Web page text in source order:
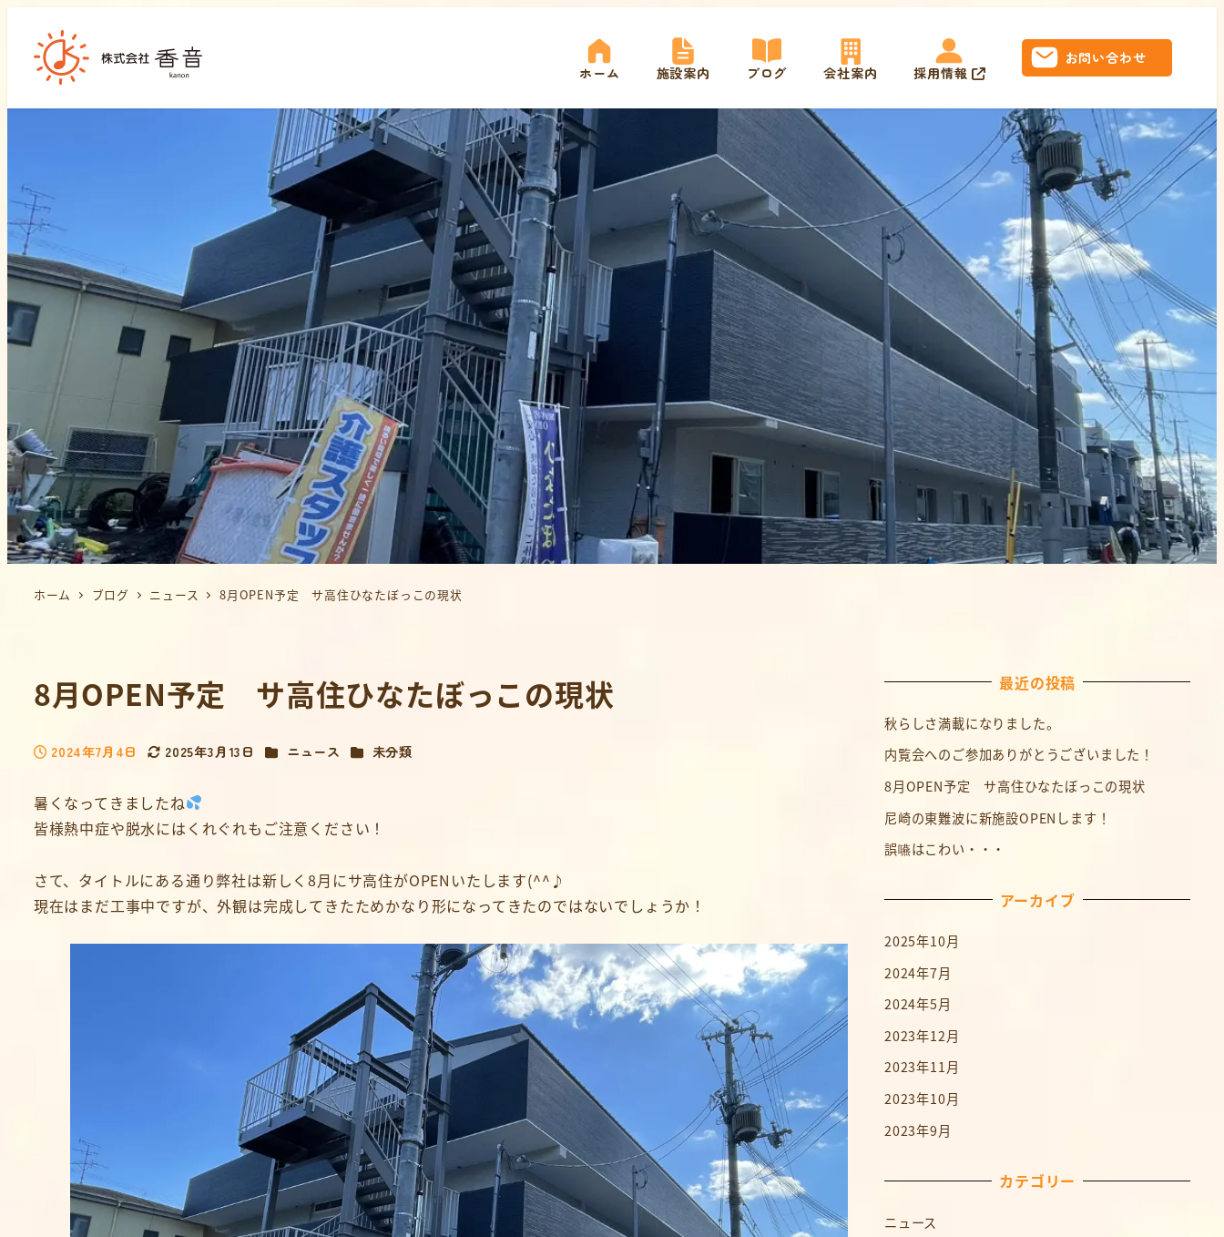
ホーム 施設案内 ブログ 会社案内 採用情報
お問い合わせ
ホーム ブログ ニュース 8月OPEN予定 サ高住ひなたぼっこの現状
8月OPEN予定 サ高住ひなたぼっこの現状
投稿日
2024年7月4日
更新日
2025年3月13日 カテゴリー
ニュース カテゴリー
未分類
暑くなってきましたね
皆様熱中症や脱水にはくれぐれもご注意ください！
さて、タイトルにある通り弊社は新しく8月にサ高住がOPENいたします(^^♪
現在はまだ工事中ですが、外観は完成してきたためかなり形になってきたのではないでしょうか！
最近の投稿
秋らしさ満載になりました。
内覧会へのご参加ありがとうございました！
8月OPEN予定 サ高住ひなたぼっこの現状
尼崎の東難波に新施設OPENします！
誤嚥はこわい・・・
アーカイブ
2025年10月
2024年7月
2024年5月
2023年12月
2023年11月
2023年10月
2023年9月
カテゴリー
ニュース